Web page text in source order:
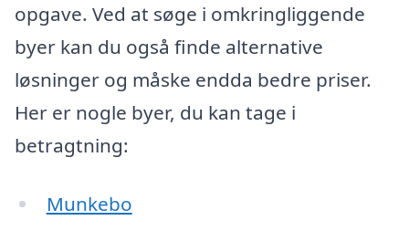
opgave. Ved at søge i omkringliggende
byer kan du også finde alternative
løsninger og måske endda bedre priser.
Her er nogle byer, du kan tage i
betragtning:
Munkebo